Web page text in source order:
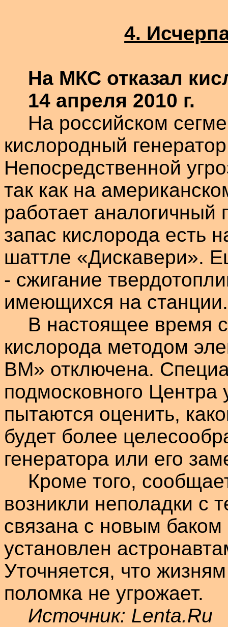
4.
На МКС отказал
14 апреля 2010 г.
На российском
кислородный
Непосредственной
так как на
работает аналогичный
запас кислорода есть
шаттле «Дискавери».
- сжигание
имеющихся на станции.
В настоящее время
кислорода методом
ВМ» отключена.
подмосковного Центра
пытаются оценить,
будет более
генератора или его
Кроме того,
возникли неполадки с
связана с новым
установлен
Уточняется, что
поломка не угрожает.
Источник: Lenta.Ru